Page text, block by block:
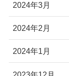
2024年3月
2024年2月
2024年1月